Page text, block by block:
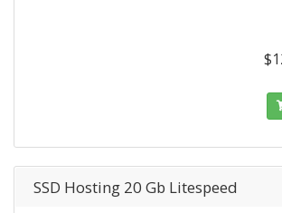
SSD Hosting 20 Gb Litespeed